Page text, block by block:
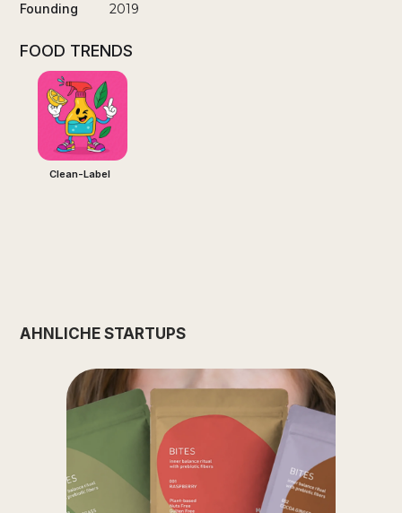
Founding 2019
FOOD TRENDS
Clean-Label
ÄHNLICHE STARTUPS